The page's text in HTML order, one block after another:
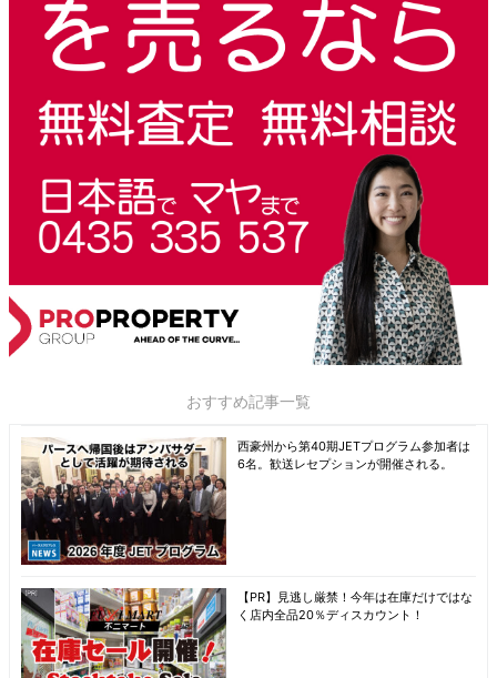
おすすめ記事一覧
西豪州から第40期JETプログラム参加者は
6名。歓送レセプションが開催される。
【PR】見逃し厳禁！今年は在庫だけではな
く店内全品20％ディスカウント！